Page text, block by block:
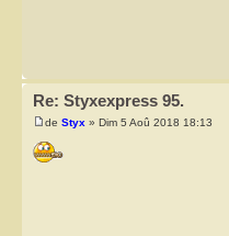
Re: Styxexpress 95.
de Styx » Dim 5 Aoû 2018 18:13